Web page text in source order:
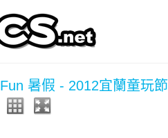
Fun 暑假 - 2012宜蘭童玩節